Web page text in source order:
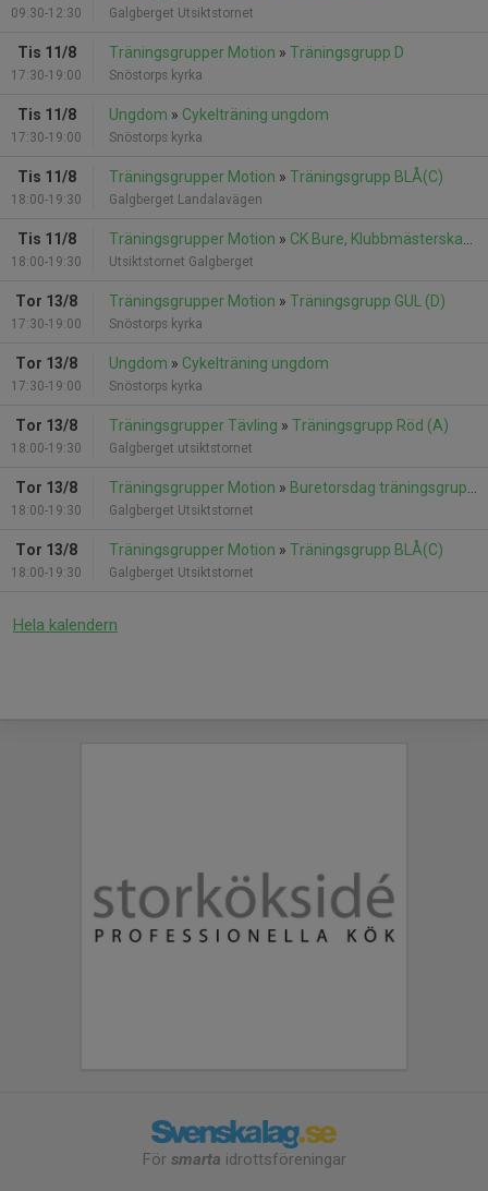
09:30-12:30 Galgberget Utsiktstornet
Tis 11/8
17:30-19:00
Träningsgrupper Motion » Träningsgrupp D
Snöstorps kyrka
Tis 11/8
17:30-19:00
Ungdom » Cykelträning ungdom
Snöstorps kyrka
Tis 11/8
18:00-19:30
Träningsgrupper Motion » Träningsgrupp BLÅ(C)
Galgberget Landalavägen
Tis 11/8
18:00-19:30
Träningsgrupper Motion » CK Bure, Klubbmästerskap Tempo
Utsiktstornet Galgberget
Tor 13/8
17:30-19:00
Träningsgrupper Motion » Träningsgrupp GUL (D)
Snöstorps kyrka
Tor 13/8
17:30-19:00
Ungdom » Cykelträning ungdom
Snöstorps kyrka
Tor 13/8
18:00-19:30
Träningsgrupper Tävling » Träningsgrupp Röd (A)
Galgberget utsiktstornet
Tor 13/8
18:00-19:30
Träningsgrupper Motion » Buretorsdag träningsgrupp GRÖN(B)
Galgberget Utsiktstornet
Tor 13/8
18:00-19:30
Träningsgrupper Motion » Träningsgrupp BLÅ(C)
Galgberget Utsiktstornet
Hela kalendern
För smarta idrottsföreningar